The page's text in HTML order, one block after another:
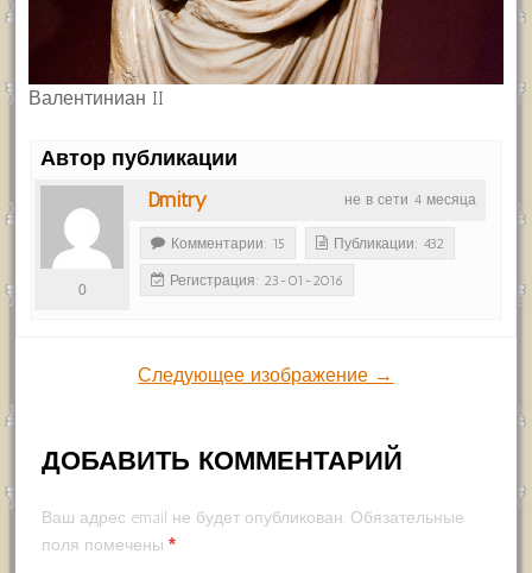
Валентиниан II
Автор публикации
не в сети 4 месяца
Dmitry
0
Комментарии: 15 Публикации: 432
Регистрация: 23-01-2016
Следующее изображение →
ДОБАВИТЬ КОММЕНТАРИЙ
Ваш адрес email не будет опубликован. Обязательные
поля помечены *